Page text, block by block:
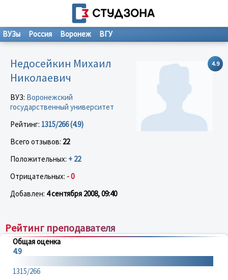
ВУЗы Россия Воронеж ВГУ
4.9
Недосейкин Михаил
Николаевич
ВУЗ: Воронежский
государственный университет
Рейтинг: 1315/266 (4.9)
Всего отзывов: 22
Положительных: + 22
Отрицательных: - 0
Добавлен: 4 сентября 2008, 09:40
Рейтинг преподавателя
Общая оценка
4.9
1315/266